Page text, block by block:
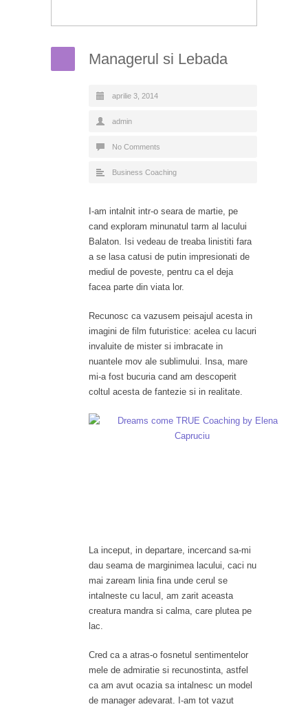
Managerul si Lebada
aprilie 3, 2014
admin
No Comments
Business Coaching
I-am intalnit intr-o seara de martie, pe
cand exploram minunatul tarm al lacului
Balaton. Isi vedeau de treaba linistiti fara
a se lasa catusi de putin impresionati de
mediul de poveste, pentru ca el deja
facea parte din viata lor.
Recunosc ca vazusem peisajul acesta in
imagini de film futuristice: acelea cu lacuri
invaluite de mister si imbracate in
nuantele mov ale sublimului. Insa, mare
mi-a fost bucuria cand am descoperit
coltul acesta de fantezie si in realitate.
La inceput, in departare, incercand sa-mi
dau seama de marginimea lacului, caci nu
mai zaream linia fina unde cerul se
intalneste cu lacul, am zarit aceasta
creatura mandra si calma, care plutea pe
lac.
Cred ca a atras-o fosnetul sentimentelor
mele de admiratie si recunostinta, astfel
ca am avut ocazia sa intalnesc un model
de manager adevarat. I-am tot vazut